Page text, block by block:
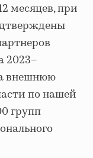
месяцев, при
2023–
внешнюю
по нашей
групп